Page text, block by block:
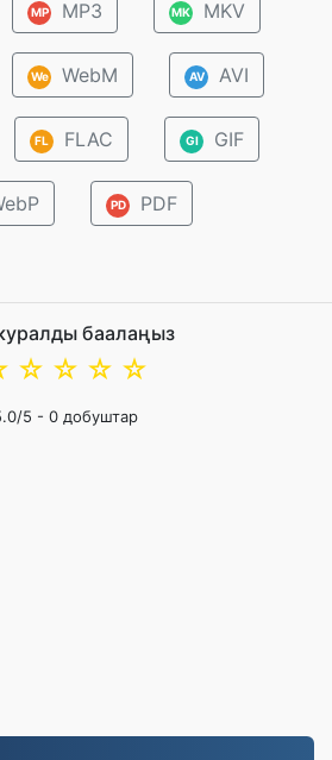
MP MP3 MK MKV
We WebM AV AVI
FL FLAC GI GIF
PD PDF
баалаңыз
☆
☆
☆
☆
/5 - 0 добуштар